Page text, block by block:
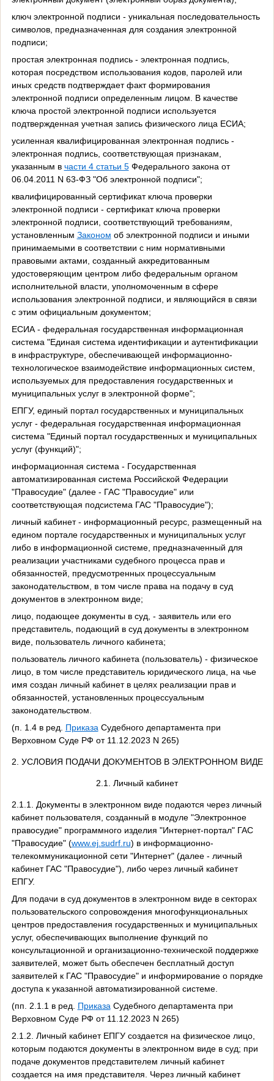
ключ электронной подписи - уникальная последовательность
символов, предназначенная для создания электронной
подписи;
простая электронная подпись - электронная подпись,
которая посредством использования кодов, паролей или
иных средств подтверждает факт формирования
электронной подписи определенным лицом. В качестве
ключа простой электронной подписи используется
подтвержденная учетная запись физического лица ЕСИА;
усиленная квалифицированная электронная подпись -
электронная подпись, соответствующая признакам,
указанным в части 4 статьи 5Федерального закона от
06.04.2011 N 63-ФЗ "Об электронной подписи";
квалифицированный сертификат ключа проверки
электронной подписи - сертификат ключа проверки
электронной подписи, соответствующий требованиям,
установленным Законом об электронной подписи и иными
принимаемыми в соответствии с ним нормативными
правовыми актами, созданный аккредитованным
удостоверяющим центром либо федеральным органом
исполнительной власти, уполномоченным в сфере
использования электронной подписи, и являющийся в связи
с этим официальным документом;
ЕСИА - федеральная государственная информационная
система "Единая система идентификации и аутентификации
в инфраструктуре, обеспечивающей информационно-
технологическое взаимодействие информационных систем,
используемых для предоставления государственных и
муниципальных услуг в электронной форме";
ЕПГУ, единый портал государственных и муниципальных
услуг - федеральная государственная информационная
система "Единый портал государственных и муниципальных
услуг (функций)";
информационная система - Государственная
автоматизированная система Российской Федерации
"Правосудие" (далее - ГАС "Правосудие" или
соответствующая подсистема ГАС "Правосудие");
личный кабинет - информационный ресурс, размещенный на
едином портале государственных и муниципальных услуг
либо в информационной системе, предназначенный для
реализации участниками судебного процесса прав и
обязанностей, предусмотренных процессуальным
законодательством, в том числе права на подачу в суд
документов в электронном виде;
лицо, подающее документы в суд, - заявитель или его
представитель, подающий в суд документы в электронном
виде, пользователь личного кабинета;
пользователь личного кабинета (пользователь) - физическое
лицо, в том числе представитель юридического лица, на чье
имя создан личный кабинет в целях реализации прав и
обязанностей, установленных процессуальным
законодательством.
(п. 1.4 в ред. Приказа Судебного департамента при
Верховном Суде РФ от 11.12.2023 N 265)
2. УСЛОВИЯ ПОДАЧИ ДОКУМЕНТОВ В ЭЛЕКТРОННОМ ВИДЕ
2.1. Личный кабинет
2.1.1. Документы в электронном виде подаются через личный
кабинет пользователя, созданный в модуле "Электронное
правосудие" программного изделия "Интернет-портал" ГАС
"Правосудие" (www.ej.sudrf.ru) в информационно-
телекоммуникационной сети "Интернет" (далее - личный
кабинет ГАС "Правосудие"), либо через личный кабинет
ЕПГУ.
Для подачи в суд документов в электронном виде в секторах
пользовательского сопровождения многофункциональных
центров предоставления государственных и муниципальных
услуг, обеспечивающих выполнение функций по
консультационной и организационно-технической поддержке
заявителей, может быть обеспечен бесплатный доступ
заявителей к ГАС "Правосудие" и информирование о порядке
доступа к указанной автоматизированной системе.
(пп. 2.1.1 в ред. Приказа Судебного департамента при
Верховном Суде РФ от 11.12.2023 N 265)
2.1.2. Личный кабинет ЕПГУ создается на физическое лицо,
которым подаются документы в электронном виде в суд; при
подаче документов представителем личный кабинет
создается на имя представителя. Через личный кабинет